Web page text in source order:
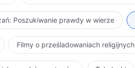
Poszukiwanie prawdy w wierze
Filmy o prześladowaniach religijnych